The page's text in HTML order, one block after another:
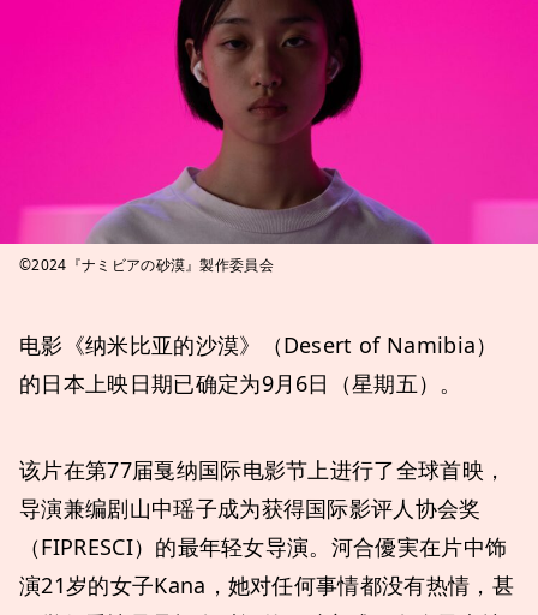
©2024『ナミビアの砂漠』製作委員会
电影《纳米比亚的沙漠》（Desert of Namibia）
的日本上映日期已确定为9月6日（星期五）。
该片在第77届戛纳国际电影节上进行了全球首映，
导演兼编剧山中瑶子成为获得国际影评人协会奖
（FIPRESCI）的最年轻女导演。河合優実在片中饰
演21岁的女子Kana，她对任何事情都没有热情，甚